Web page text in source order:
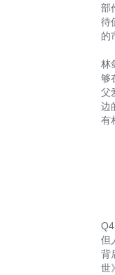
部
待
的
林
够
父
边
有
但
背
世